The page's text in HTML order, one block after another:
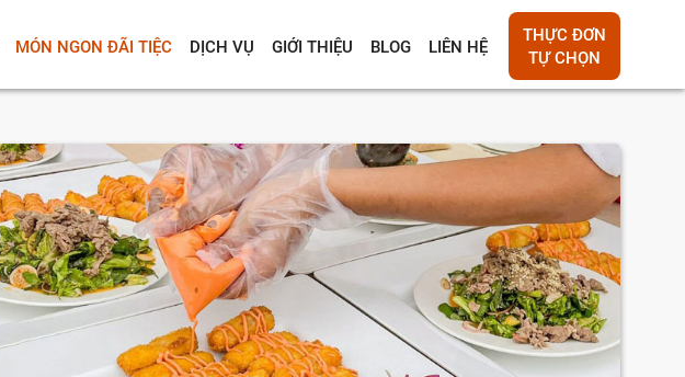
MÓN NGON ĐÃI TIỆC DỊCH VỤ GIỚI THIỆU BLOG LIÊN HỆ
THỰC ĐƠN
TỰ CHỌN